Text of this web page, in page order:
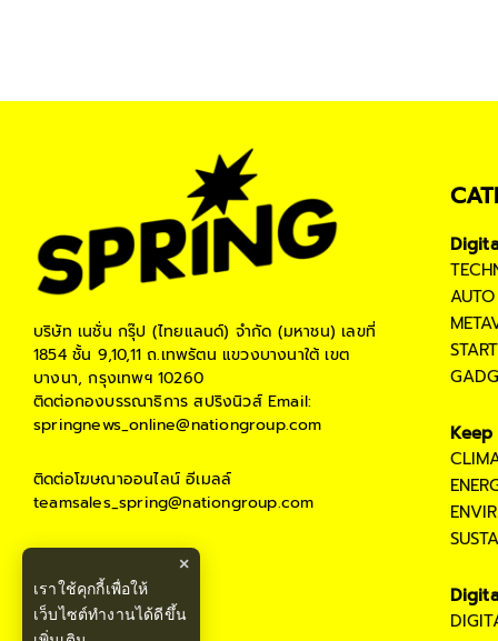
บริษัท เนชั่น กรุ๊ป (ไทยแลนด์) จำกัด (มหาชน) เลขที่
1854 ชั้น 9,10,11 ถ.เทพรัตน แขวงบางนาใต้ เขต
บางนา, กรุงเทพฯ 10260
ติดต่อกองบรรณาธิการ สปริงนิวส์Email:
springnews_online@nationgroup.com
ติดต่อโฆษณาออนไลน์ อีเมลล์
teamsales_spring@nationgroup.com
AUTO
×
เราใช้คุกกี้เพื่อให้
เว็บไซต์ทำงานได้ดีขึ้น